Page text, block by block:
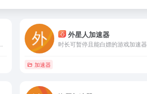
外星人加速器
时长可暂停且能白嫖的游戏加速器
加速器